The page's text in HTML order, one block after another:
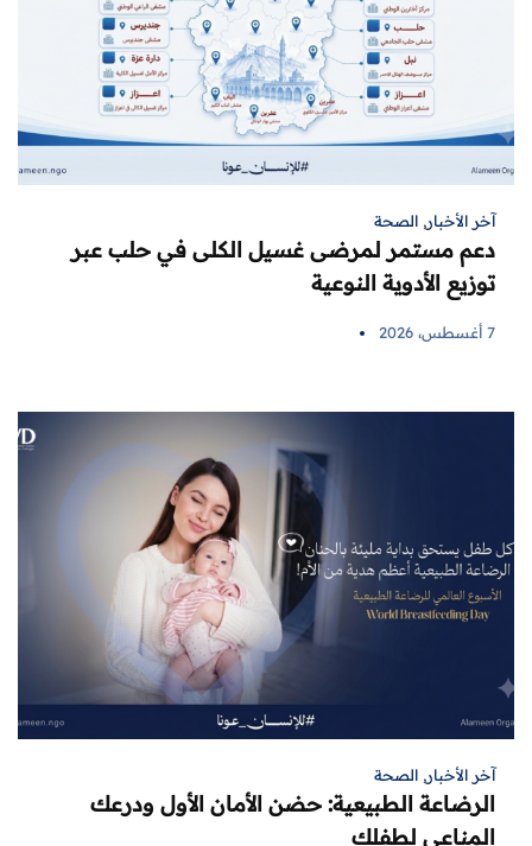
آخر الأخبار, الصحة
دعم مستمر لمرضى غسيل الكلى في حلب عبر
توزيع الأدوية النوعية
7 أغسطس، 2026
آخر الأخبار, الصحة
الرضاعة الطبيعية: حضن الأمان الأول ودرعك
المناعي لطفلك